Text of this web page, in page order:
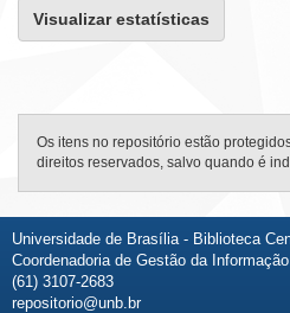
Visualizar estatísticas
Os itens no repositório estão
direitos reservados, salvo quando é
Universidade de Brasília - Biblioteca
Coordenadoria de Gestão da
(61) 3107-2683
repositorio@unb.br